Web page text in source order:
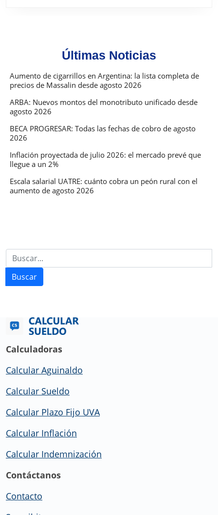
nueva
baja
en
las
tasas
Últimas Noticias
Aumento de cigarrillos en Argentina: la lista completa de
precios de Massalin desde agosto 2026
ARBA: Nuevos montos del monotributo unificado desde
agosto 2026
BECA PROGRESAR: Todas las fechas de cobro de agosto
2026
Inflación proyectada de julio 2026: el mercado prevé que
llegue a un 2%
Escala salarial UATRE: cuánto cobra un peón rural con el
aumento de agosto 2026
Buscar
Calculadoras
Calcular Aguinaldo
Calcular Sueldo
Calcular Plazo Fijo UVA
Calcular Inflación
Calcular Indemnización
Contáctanos
Contacto